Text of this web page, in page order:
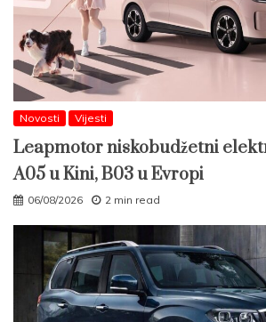
Novosti Vijesti
Leapmotor niskobudžetni
A05 u Kini, B03 u Evropi
06/08/2026 2 min read